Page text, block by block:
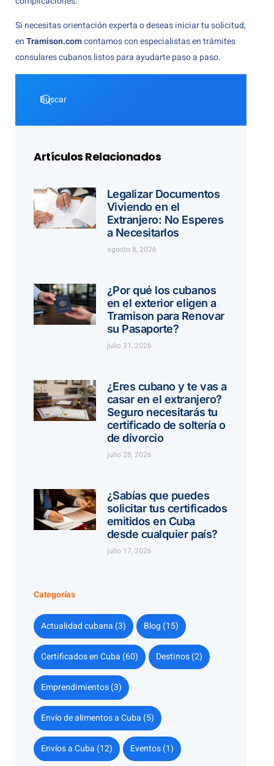
Si necesitas orientación experta o deseas iniciar tu solicitud,
enTramison.comcontamos con especialistas en trámites
consulares cubanos listos para ayudarte paso a paso.
Artículos Relacionados
Legalizar Documentos
Viviendo en el
Extranjero: No Esperes
a Necesitarlos
agosto 8, 2026
¿Por qué los cubanos
en el exterior eligen a
Tramison para Renovar
su Pasaporte?
julio 31, 2026
¿Eres cubano y te vas a
casar en el extranjero?
Seguro necesitarás tu
certificado de soltería o
de divorcio
julio 28, 2026
¿Sabías que puedes
solicitar tus certificados
emitidos en Cuba
desde cualquier país?
julio 17, 2026
Categorías
Actualidad cubana (3) Blog (15)
Certificados en Cuba (60) Destinos (2)
Emprendimientos (3)
Envío de alimentos a Cuba (5)
Envíos a Cuba (12) Eventos (1)